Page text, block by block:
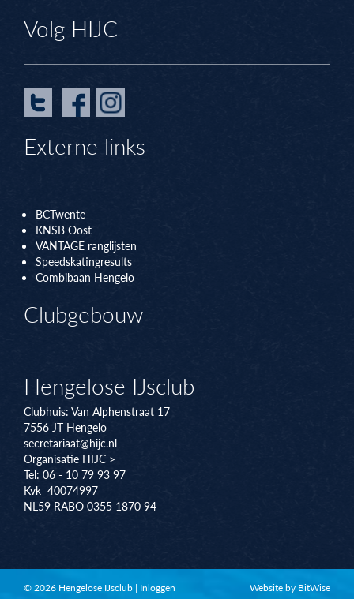
Volg HIJC
Externe links
BCTwente
KNSB Oost
VANTAGE ranglijsten
Speedskatingresults
Combibaan Hengelo
Clubgebouw
Hengelose IJsclub
Clubhuis: Van Alphenstraat 17
7556 JT Hengelo
secretariaat@hijc.nl
Organisatie HIJC >
Tel: 06 - 10 79 93 97
Kvk 40074997
NL59 RABO 0355 1870 94
Website by BitWise
© 2026 Hengelose IJsclub | Inloggen